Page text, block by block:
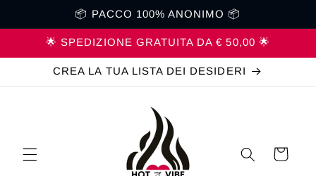
direttamente
ai contenuti
📦 PACCO 100% ANONIMO 📦
🌟 SPEDIZIONE GRATUITA DA € 50,00 🌟
CREA LA TUA LISTA DEI DESIDERI
Carrello